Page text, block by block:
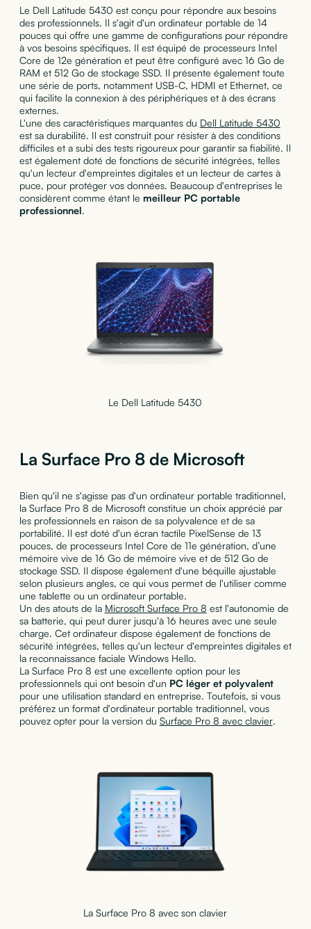
Le Dell Latitude 5430 est conçu pour répondre aux besoins
des professionnels. Il s'agit d'un ordinateur portable de 14
pouces qui offre une gamme de configurations pour répondre
à vos besoins spécifiques. Il est équipé de processeurs Intel
Core de 12e génération et peut être configuré avec 16 Go de
RAM et 512 Go de stockage SSD. Il présente également toute
une série de ports, notamment USB-C, HDMI et Ethernet, ce
qui facilite la connexion à des périphériques et à des écrans
externes.
L'une des caractéristiques marquantes du Dell Latitude 5430
est sa durabilité. Il est construit pour résister à des conditions
difficiles et a subi des tests rigoureux pour garantir sa fiabilité. Il
est également doté de fonctions de sécurité intégrées, telles
qu'un lecteur d'empreintes digitales et un lecteur de cartes à
puce, pour protéger vos données. Beaucoup d'entreprises le
considèrent comme étant le meilleur PC portable
professionnel.
Le Dell Latitude 5430
La Surface Pro 8 de Microsoft
Bien qu'il ne s'agisse pas d'un ordinateur portable traditionnel,
la Surface Pro 8 de Microsoft constitue un choix apprécié par
les professionnels en raison de sa polyvalence et de sa
portabilité. Il est doté d'un écran tactile PixelSense de 13
pouces, de processeurs Intel Core de 11e génération, d’une
mémoire vive de 16 Go de mémoire vive et de 512 Go de
stockage SSD. Il dispose également d'une béquille ajustable
selon plusieurs angles, ce qui vous permet de l'utiliser comme
une tablette ou un ordinateur portable.
Un des atouts de la Microsoft Surface Pro 8 est l'autonomie de
sa batterie, qui peut durer jusqu'à 16 heures avec une seule
charge. Cet ordinateur dispose également de fonctions de
sécurité intégrées, telles qu'un lecteur d'empreintes digitales et
la reconnaissance faciale Windows Hello.
La Surface Pro 8 est une excellente option pour les
professionnels qui ont besoin d'un PC léger et polyvalent
pour une utilisation standard en entreprise. Toutefois, si vous
préférez un format d'ordinateur portable traditionnel, vous
pouvez opter pour la version du Surface Pro 8 avec clavier.
La Surface Pro 8 avec son clavier